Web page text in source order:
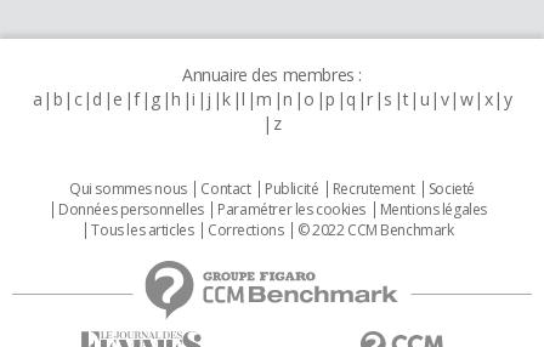
Annuaire des membres :
a b c d e f g h i j k l m n o p q r s t u v w x y
z
Qui sommes nous Contact Publicité Recrutement
Societé
Données personnelles
Paramétrer les cookies
Mentions légales
Tous les articles
Corrections © 2022 CCM Benchmark